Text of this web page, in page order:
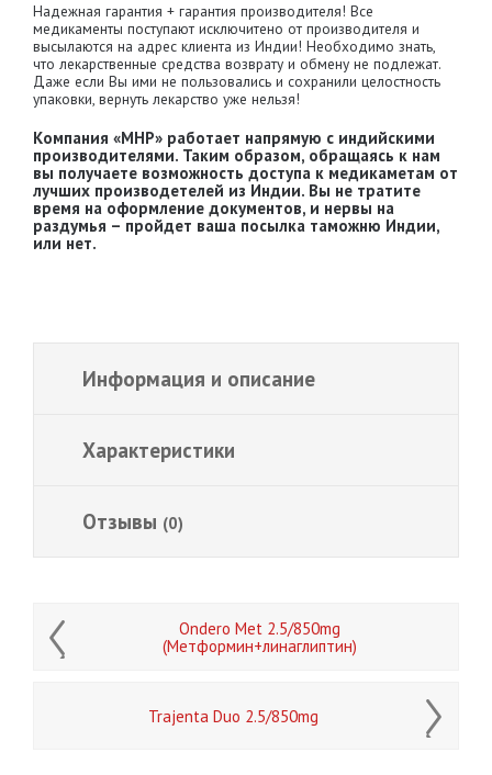
Надежная гарантия + гарантия производителя! Все
медикаменты поступают исключитено от производителя и
высылаются на адрес клиента из Индии! Необходимо знать,
что лекарственные средства возврату и обмену не подлежат.
Даже если Вы ими не пользовались и сохранили целостность
упаковки, вернуть лекарство уже нельзя!
Компания «MHP» работает напрямую с индийскими
производителями. Таким образом, обращаясь к нам
вы получаете возможность доступа к медикаметам от
лучших производетелей из Индии. Вы не тратите
время на оформление документов, и нервы на
раздумья – пройдет ваша посылка таможню Индии,
или нет.
Информация и описание
Характеристики
Отзывы (0)
Ondero Met 2.5/850mg
(Метформин+линаглиптин)
Trajenta Duo 2.5/850mg